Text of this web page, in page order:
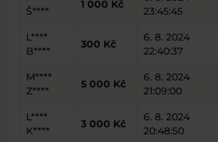
Š****
1 000 Kč
23:45:45
L****
B****
300 Kč
6. 8. 2024
22:40:37
M****
Z****
5 000 Kč
6. 8. 2024
21:09:00
L****
K****
3 000 Kč
6. 8. 2024
20:48:50